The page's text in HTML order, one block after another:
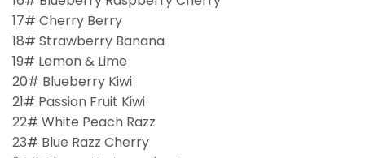
17# Cherry Berry
18# Strawberry Banana
19# Lemon & Lime
20# Blueberry Kiwi
21# Passion Fruit Kiwi
22# White Peach Razz
23# Blue Razz Cherry